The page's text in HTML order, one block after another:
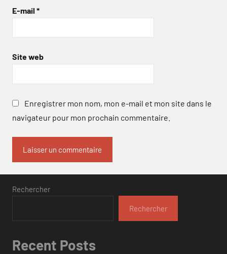
E-mail *
Site web
Enregistrer mon nom, mon e-mail et mon site dans le
navigateur pour mon prochain commentaire.
Rechercher
Rechercher
Recent Posts